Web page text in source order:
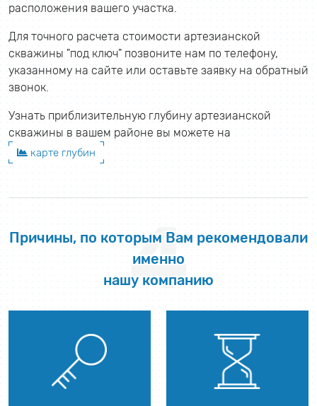
расположения вашего участка.
Для точного расчета стоимости артезианской
скважины "под ключ" позвоните нам по телефону,
указанному на сайте или оставьте заявку на обратный
звонок.
Узнать приблизительную глубину артезианской
скважины в вашем районе вы можете на
карте глубин
Причины, по которым Вам рекомендовали
именно
нашу компанию
4